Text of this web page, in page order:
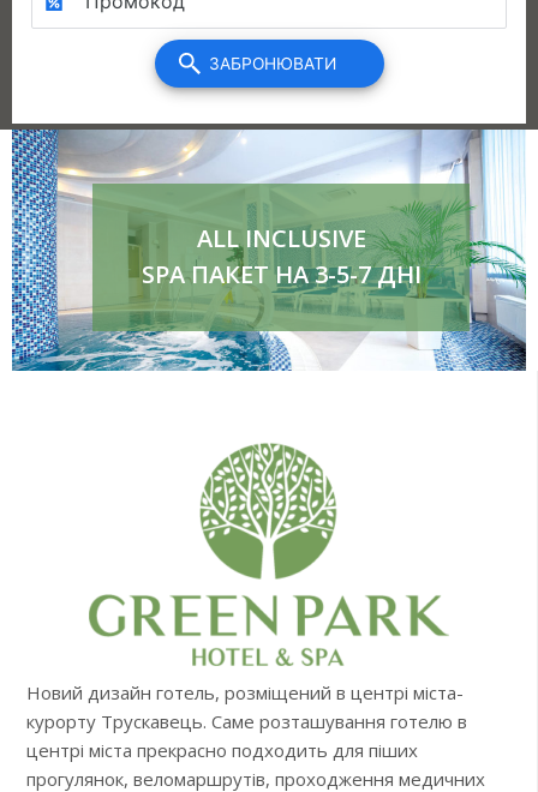
ALL INCLUSIVE
SPA ПАКЕТ НА 3-5-7 ДНІ
Новий дизайн готель, розміщений в центрі міста-
курорту Трускавець. Саме розташування готелю в
центрі міста прекрасно подходить для піших
прогулянок, веломаршрутів, проходження медичних